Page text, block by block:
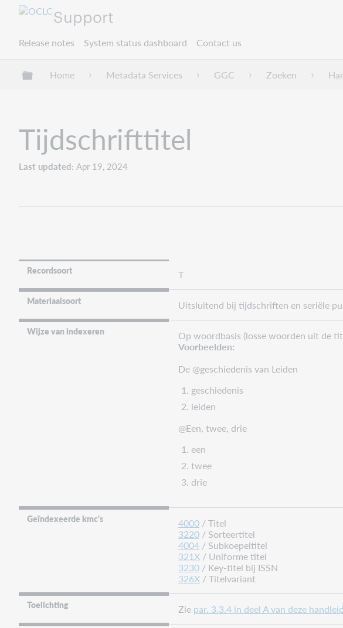
Support
Release notes System status dashboard Contact us
Expand/collapse global hierarchy
Home Metadata Services GGC Zoeken
Tijdschrifttitel
Last updated Apr 19, 2024
Recordsoort T
Materiaalsoort Uitsluitend bij tijdschriften en seriële
Wijze van indexeren
Op woordbasis (losse woorden uit de
Voorbeelden:
De @geschiedenis van Leiden
geschiedenis
leiden
@Een, twee, drie
een
twee
drie
Geïndexeerde kmc's 4000 / Titel
3220 / Sorteertitel
4004 / Subkoepeltitel
321X / Uniforme titel
3230 / Key-titel bij ISSN
326X / Titelvariant
Toelichting Zie par. 3.3.4 in deel A van deze